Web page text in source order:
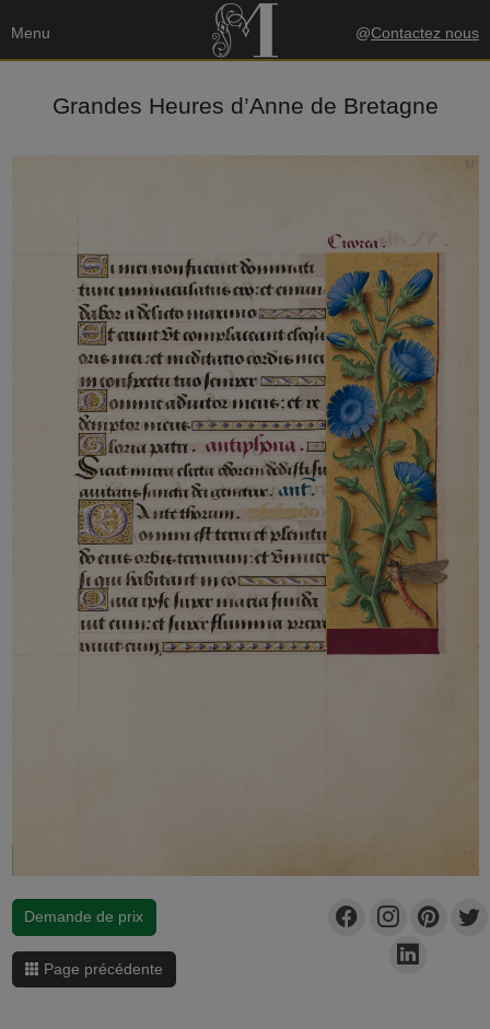
Menu @Contactez nous
Grandes Heures d’Anne de Bretagne
Demande de prix
Page précédente